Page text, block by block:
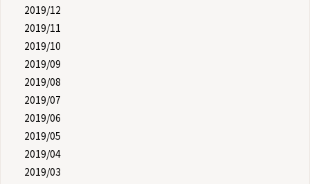
2019/12
2019/11
2019/10
2019/09
2019/08
2019/07
2019/06
2019/05
2019/04
2019/03